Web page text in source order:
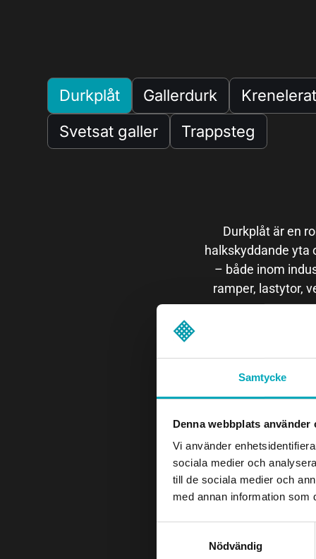
Samtycke
Denna webbplats använder
Vi använder
sociala medier och
till de sociala medier och
med annan information som
Nödvändig
Durkplåt Gallerdurk
Svetsat galler
Trappsteg
Durkplåt är en
halkskyddande yta
– både inom
ramper, lastytor,